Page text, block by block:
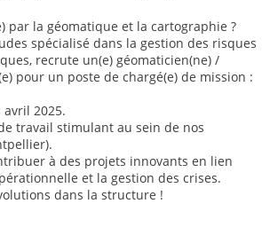
par la géomatique et la cartographie ?
spécialisé dans la gestion des risques
recrute un(e) géomaticien(ne) /
pour un poste de chargé(e) de mission :
avril 2025.
travail stimulant au sein de nos
à des projets innovants en lien
et la gestion des crises.
dans la structure !